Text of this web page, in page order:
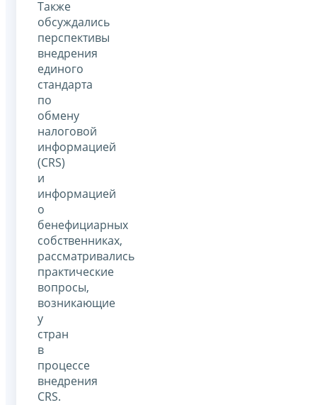
Также
обсуждались
перспективы
внедрения
единого
стандарта
по
обмену
налоговой
информацией
(CRS)
и
информацией
о
бенефициарных
собственниках,
рассматривались
практические
вопросы,
возникающие
у
стран
в
процессе
внедрения
CRS.